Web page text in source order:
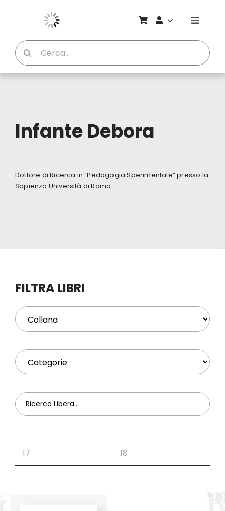
Toggle
Chi
Profilo
Cerca
per:
Infante Debora
Dottore di Ricerca in “Pedagogia Sperimentale” presso la
Sapienza Università di Roma.
FILTRA LIBRI